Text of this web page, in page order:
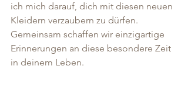
ich mich darauf, dich mit diesen neuen
Kleidern verzaubern zu dürfen.
Gemeinsam schaffen wir einzigartige
Erinnerungen an diese besondere Zeit
in deinem Leben.